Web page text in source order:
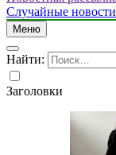
Случайные новости
Меню
Найти:
Заголовки